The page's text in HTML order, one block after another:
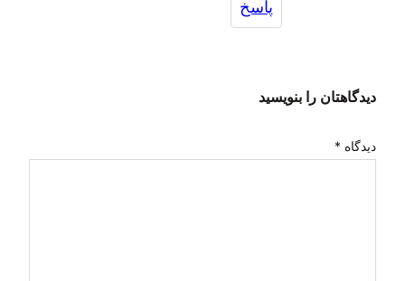
پاسخ
دیدگاهتان را بنویسید
دیدگاه *